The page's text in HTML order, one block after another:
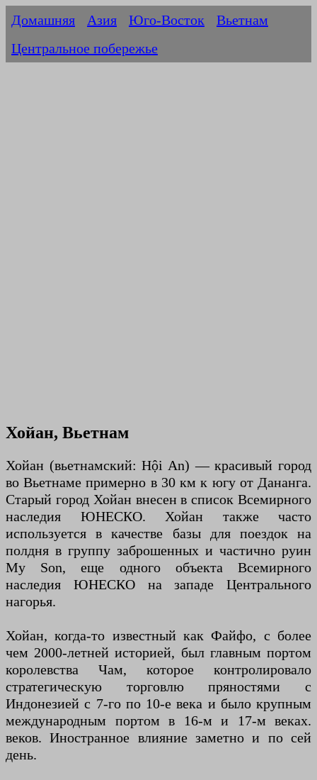
Домашняя Азия Юго-Восток
Вьетнам
Центральное побережье
Хойан, Вьетнам
Хойан (вьетнамский: Hội An) — красивый город
во Вьетнаме примерно в 30 км к югу от Дананга.
Старый город Хойан внесен в список Всемирного
наследия ЮНЕСКО. Хойан также часто
используется в качестве базы для поездок на
полдня в группу заброшенных и частично руин
My Son, еще одного объекта Всемирного
наследия ЮНЕСКО на западе Центрального
нагорья.
Хойан, когда-то известный как Файфо, с более
чем 2000-летней историей, был главным портом
королевства Чам, которое контролировало
стратегическую торговлю пряностями с
Индонезией с 7-го по 10-е века и было крупным
международным портом в 16-м и 17-м веках.
веков. Иностранное влияние заметно и по сей
день.